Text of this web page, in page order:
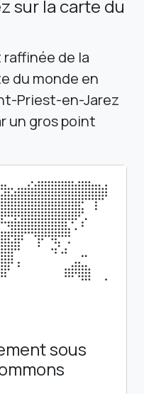
sur la carte du
de la
du monde en
Priest-en-Jarez
un gros point
sous